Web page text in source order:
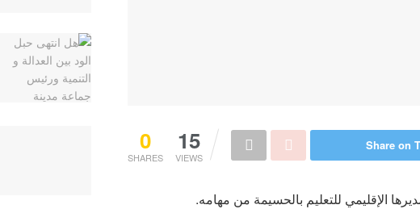
0
SHARES
15
VIEWS
Share on
الإقليمي للتعليم بالحسيمة من مهامه.